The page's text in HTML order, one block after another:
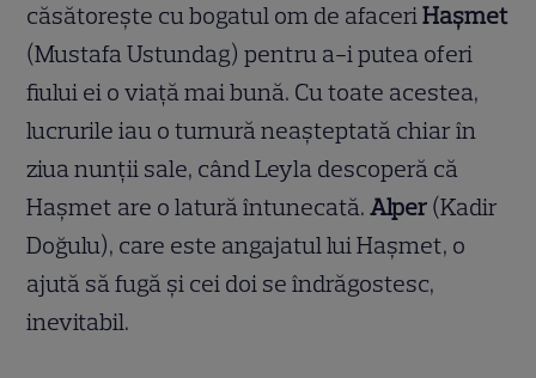
căsătorește cu bogatul om de afaceriHașmet
(Mustafa Ustundag) pentru a-i putea oferi
fiului ei o viață mai bună. Cu toate acestea,
lucrurile iau o turnură neașteptată chiar în
ziua nunții sale, când Leyla descoperă că
Hașmet are o latură întunecată.Alper (Kadir
Doğulu), care este angajatul lui Hașmet, o
ajută să fugă și cei doi se îndrăgostesc,
inevitabil.